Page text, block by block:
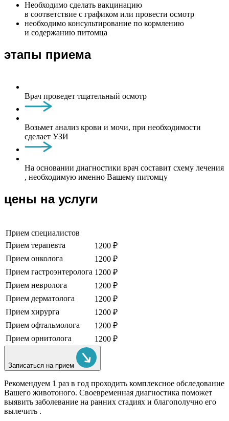
Необходимо сделать вакцинацию
в соответствие с графиком или провести осмотр
необходимо консультирование по кормлению
и содержанию питомца
этапы приема
Врач проведет тщательный осмотр
Возьмет анализ крови и мочи, при необходимости
сделает УЗИ
На основании диагностики врач составит схему лечения
, необходимую именно Вашему питомцу
цены на услуги
Прием специалистов
Прием терапевта
1200 ₽
Прием онколога
1200 ₽
Прием гастроэнтеролога 1200 ₽
Прием невролога
1200 ₽
Прием дерматолога
1200 ₽
Прием хирурга
1200 ₽
Прием офтальмолога
1200 ₽
Прием орнитолога
1200 ₽
Записаться на прием
Рекомендуем 1 раз в год проходить комплексное обследование
Вашего животоного. Своевременная диагностика поможет
выявить заболевание на ранних стадиях и благополучно его
вылечить .